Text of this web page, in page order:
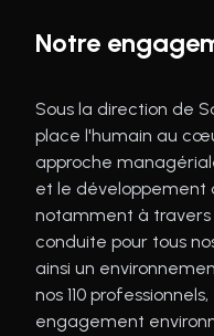
Notre
Sous la direction de
place l'humain au
approche
et le développement
notamment à
conduite pour tous
ainsi un
nos 110
engagement